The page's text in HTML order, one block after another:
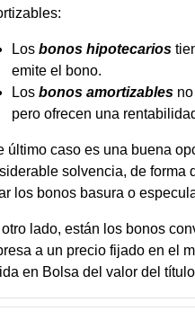
Los bonos hipotecarios
emite el bono.
Los bonos amortizablesno
pero ofrecen una
último caso es una buena
solvencia, de forma
los bonos basura o
otro lado, están los bonos
a un precio fijado en el
en Bolsa del valor del